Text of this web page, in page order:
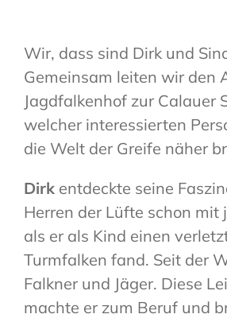
Wir, dass sind Dirk und
Gemeinsam leiten wir den
Jagdfalkenhof zur Calauer
welcher interessierten
die Welt der Greife näher
Dirkentdeckte seine
Herren der Lüfte schon mit
als er als Kind einen
Turmfalken fand. Seit der
Falkner und Jäger. Diese
machte er zum Beruf und